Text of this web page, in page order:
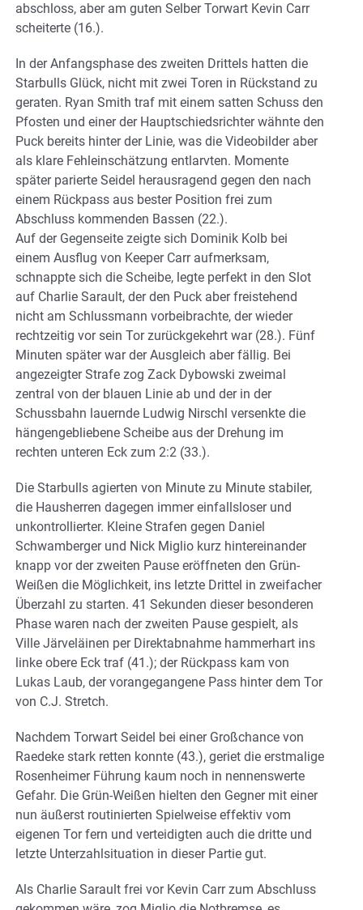
abschloss, aber am guten Selber Torwart Kevin Carr
scheiterte (16.).
In der Anfangsphase des zweiten Drittels hatten die
Starbulls Glück, nicht mit zwei Toren in Rückstand zu
geraten. Ryan Smith traf mit einem satten Schuss den
Pfosten und einer der Hauptschiedsrichter wähnte den
Puck bereits hinter der Linie, was die Videobilder aber
als klare Fehleinschätzung entlarvten. Momente
später parierte Seidel herausragend gegen den nach
einem Rückpass aus bester Position frei zum
Abschluss kommenden Bassen (22.).
Auf der Gegenseite zeigte sich Dominik Kolb bei
einem Ausflug von Keeper Carr aufmerksam,
schnappte sich die Scheibe, legte perfekt in den Slot
auf Charlie Sarault, der den Puck aber freistehend
nicht am Schlussmann vorbeibrachte, der wieder
rechtzeitig vor sein Tor zurückgekehrt war (28.). Fünf
Minuten später war der Ausgleich aber fällig. Bei
angezeigter Strafe zog Zack Dybowski zweimal
zentral von der blauen Linie ab und der in der
Schussbahn lauernde Ludwig Nirschl versenkte die
hängengebliebene Scheibe aus der Drehung im
rechten unteren Eck zum 2:2 (33.).
Die Starbulls agierten von Minute zu Minute stabiler,
die Hausherren dagegen immer einfallsloser und
unkontrollierter. Kleine Strafen gegen Daniel
Schwamberger und Nick Miglio kurz hintereinander
knapp vor der zweiten Pause eröffneten den Grün-
Weißen die Möglichkeit, ins letzte Drittel in zweifacher
Überzahl zu starten. 41 Sekunden dieser besonderen
Phase waren nach der zweiten Pause gespielt, als
Ville Järveläinen per Direktabnahme hammerhart ins
linke obere Eck traf (41.); der Rückpass kam von
Lukas Laub, der vorangegangene Pass hinter dem Tor
von C.J. Stretch.
Nachdem Torwart Seidel bei einer Großchance von
Raedeke stark retten konnte (43.), geriet die erstmalige
Rosenheimer Führung kaum noch in nennenswerte
Gefahr. Die Grün-Weißen hielten den Gegner mit einer
nun äußerst routinierten Spielweise effektiv vom
eigenen Tor fern und verteidigten auch die dritte und
letzte Unterzahlsituation in dieser Partie gut.
Als Charlie Sarault frei vor Kevin Carr zum Abschluss